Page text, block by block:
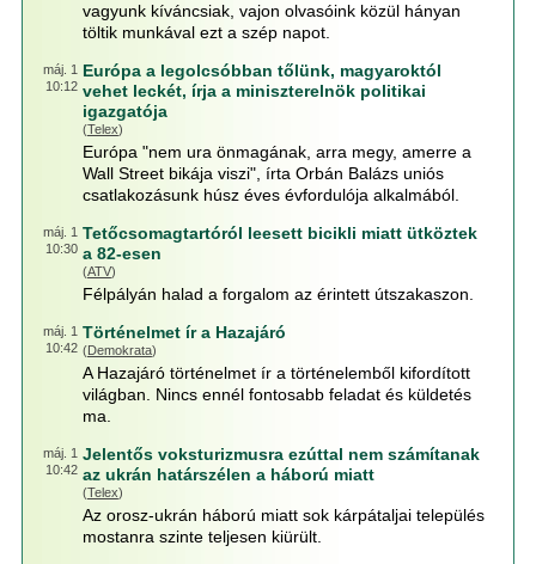
vagyunk kíváncsiak, vajon olvasóink közül hányan
töltik munkával ezt a szép napot.
máj. 1
10:12
Európa a legolcsóbban tőlünk, magyaroktól
vehet leckét, írja a miniszterelnök politikai
igazgatója
(Telex)
Európa "nem ura önmagának, arra megy, amerre a
Wall Street bikája viszi", írta Orbán Balázs uniós
csatlakozásunk húsz éves évfordulója alkalmából.
máj. 1
10:30
Tetőcsomagtartóról leesett bicikli miatt ütköztek
a 82-esen
(ATV)
Félpályán halad a forgalom az érintett útszakaszon.
máj. 1
10:42
Történelmet ír a Hazajáró
(Demokrata)
A Hazajáró történelmet ír a történelemből kifordított
világban. Nincs ennél fontosabb feladat és küldetés
ma.
máj. 1
10:42
Jelentős voksturizmusra ezúttal nem számítanak
az ukrán határszélen a háború miatt
(Telex)
Az orosz-ukrán háború miatt sok kárpátaljai település
mostanra szinte teljesen kiürült.